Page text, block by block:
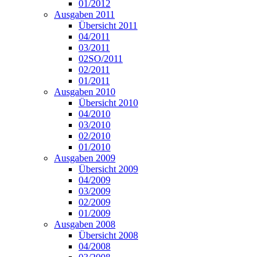
01/2012
Ausgaben 2011
Übersicht 2011
04/2011
03/2011
02SO/2011
02/2011
01/2011
Ausgaben 2010
Übersicht 2010
04/2010
03/2010
02/2010
01/2010
Ausgaben 2009
Übersicht 2009
04/2009
03/2009
02/2009
01/2009
Ausgaben 2008
Übersicht 2008
04/2008